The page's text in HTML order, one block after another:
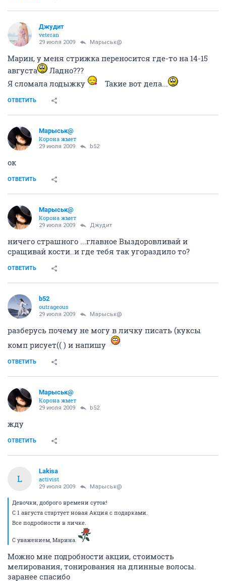
Джудит
veteran
29 июля 2009 Марыськ@
Марин, у меня стрижка переносится где-то на 14-15
августа
Ладно???
Я сломала лодыжку
Такие вот дела...
ОТВЕТИТЬ
Марыськ@
Корона жмет
29 июля 2009 b52
ок
ОТВЕТИТЬ
Марыськ@
Корона жмет
29 июля 2009 Джудит
ничего страшного ...главное Выздоровливай и
сращивай кости..и где тебя так угораздило то?
ОТВЕТИТЬ
b52
outrageous
29 июля 2009 Марыськ@
разберусь почему не могу в личку писать (куксы
комп рисует(( ) и напишу
ОТВЕТИТЬ
Марыськ@
Корона жмет
29 июля 2009 b52
жду
ОТВЕТИТЬ
L
Lakisa
activist
29 июля 2009 Марыськ@
Девочки, доброго времени суток!
С 1 августа стартует новая Акция с подарками.
Все подробности в личке.
С уважением, Марина.
Можно мне подробности акции, стоимость
мелирования, тонирования на длинные волосы.
заранее спасибо